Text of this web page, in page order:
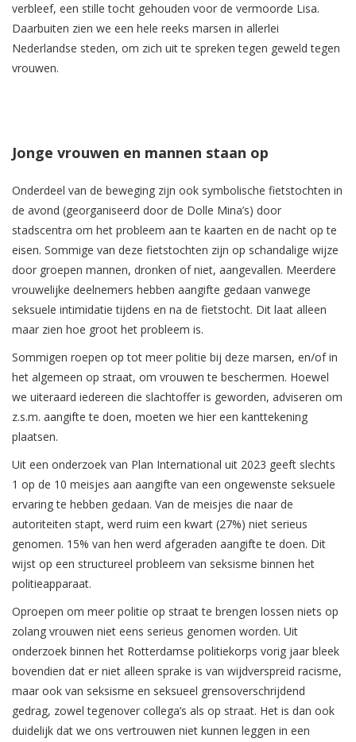
verbleef, een stille tocht gehouden voor de vermoorde Lisa.
Daarbuiten zien we een hele reeks marsen in allerlei
Nederlandse steden, om zich uit te spreken tegen geweld tegen
vrouwen.
Jonge vrouwen en mannen staan op
Onderdeel van de beweging zijn ook symbolische fietstochten in
de avond (georganiseerd door de Dolle Mina’s) door
stadscentra om het probleem aan te kaarten en de nacht op te
eisen. Sommige van deze fietstochten zijn op schandalige wijze
door groepen mannen, dronken of niet, aangevallen. Meerdere
vrouwelijke deelnemers hebben aangifte gedaan vanwege
seksuele intimidatie tijdens en na de fietstocht. Dit laat alleen
maar zien hoe groot het probleem is.
Sommigen roepen op tot meer politie bij deze marsen, en/of in
het algemeen op straat, om vrouwen te beschermen. Hoewel
we uiteraard iedereen die slachtoffer is geworden, adviseren om
z.s.m. aangifte te doen, moeten we hier een kanttekening
plaatsen.
Uit een onderzoek van Plan International uit 2023 geeft slechts
1 op de 10 meisjes aan aangifte van een ongewenste seksuele
ervaring te hebben gedaan. Van de meisjes die naar de
autoriteiten stapt, werd ruim een kwart (27%) niet serieus
genomen. 15% van hen werd afgeraden aangifte te doen. Dit
wijst op een structureel probleem van seksisme binnen het
politieapparaat.
Oproepen om meer politie op straat te brengen lossen niets op
zolang vrouwen niet eens serieus genomen worden. Uit
onderzoek binnen het Rotterdamse politiekorps vorig jaar bleek
bovendien dat er niet alleen sprake is van wijdverspreid racisme,
maar ook van seksisme en seksueel grensoverschrijdend
gedrag, zowel tegenover collega’s als op straat. Het is dan ook
duidelijk dat we ons vertrouwen niet kunnen leggen in een